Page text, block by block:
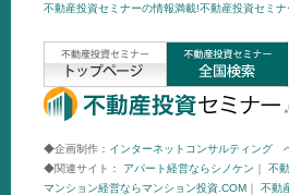
不動産投資セミナーの情報満載!不動産投資セミ
◆企画制作： インターネットコンサルティング
◆関連サイト： アパート経営ならシノケン ｜ 不
マンション経営ならマンション投資.COM ｜ 不動